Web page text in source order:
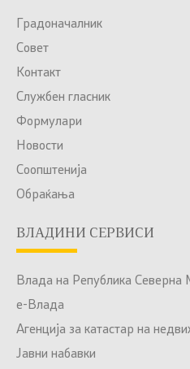
Градоначалник
Совет
Контакт
Службен гласник
Формулари
Новости
Соопштенија
Обраќања
ВЛАДИНИ СЕРВИСИ
Влада на Република Северна
е-Влада
Агенција за катастар на
Јавни набавки